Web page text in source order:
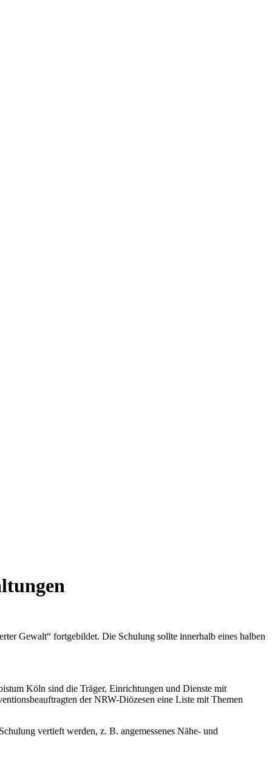
Gewalt“ fortgebildet. Die Schulung sollte innerhalb eines halben
Köln sind die Träger, Einrichtungen und Dienste mit
der NRW-Diözesen eine Liste mit Themen
vertieft werden, z. B. angemessenes Nähe- und